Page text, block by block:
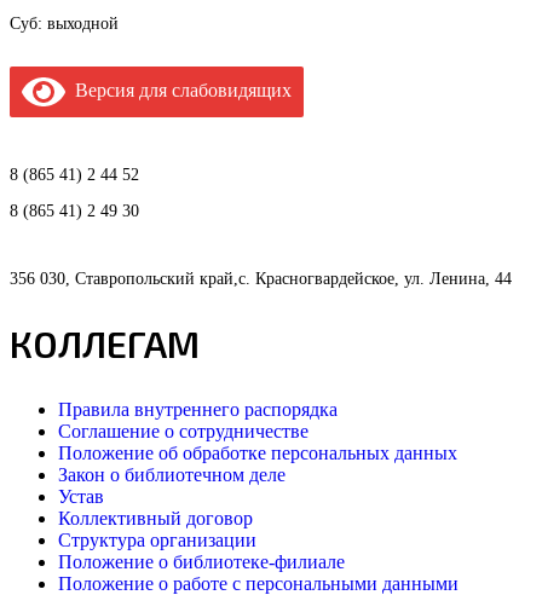
Суб: выходной
Версия для слабовидящих
8 (865 41) 2 44 52
8 (865 41) 2 49 30
356 030, Ставропольский край,с. Красногвардейское, ул. Ленина, 44
КОЛЛЕГАМ
Правила внутреннего распорядка
Соглашение о сотрудничестве
Положение об обработке персональных данных
Закон о библиотечном деле
Устав
Коллективный договор
Структура организации
Положение о библиотеке-филиале
Положение о работе с персональными данными